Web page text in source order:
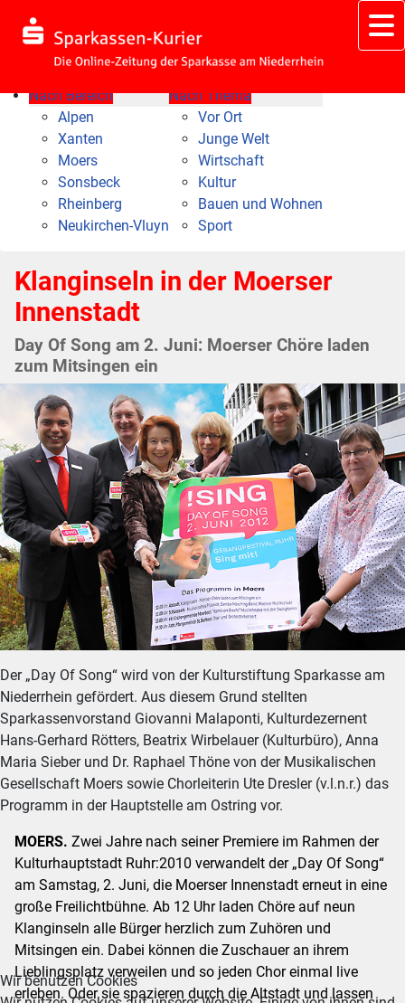
Nach Bereich
Alpen
Xanten
Moers
Sonsbeck
Rheinberg
Neukirchen-Vluyn
Nach Thema
Vor Ort
Junge Welt
Wirtschaft
Kultur
Bauen und Wohnen
Sport
Klanginseln in der Moerser
Innenstadt
Day Of Song am 2. Juni: Moerser Chöre laden
zum Mitsingen ein
Der „Day Of Song“ wird von der Kulturstiftung Sparkasse am
Niederrhein gefördert. Aus diesem Grund stellten
Sparkassenvorstand Giovanni Malaponti, Kulturdezernent
Hans-Gerhard Rötters, Beatrix Wirbelauer (Kulturbüro), Anna
Maria Sieber und Dr. Raphael Thöne von der Musikalischen
Gesellschaft Moers sowie Chorleiterin Ute Dresler (v.l.n.r.) das
Programm in der Hauptstelle am Ostring vor.
MOERS. Zwei Jahre nach seiner Premiere im Rahmen der
Kulturhauptstadt Ruhr:2010 verwandelt der „Day Of Song“
am Samstag, 2. Juni, die Moerser Innenstadt erneut in eine
große Freilichtbühne. Ab 12 Uhr laden Chöre auf neun
Klanginseln alle Bürger herzlich zum Zuhören und
Mitsingen ein. Dabei können die Zuschauer an ihrem
Lieblingsplatz verweilen und so jeden Chor einmal live
erleben. Oder sie spazieren durch die Altstadt und lassen
Wir benutzen Cookies